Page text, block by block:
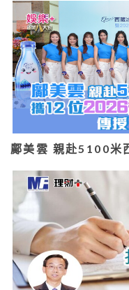
鄺美雲 親赴5100米